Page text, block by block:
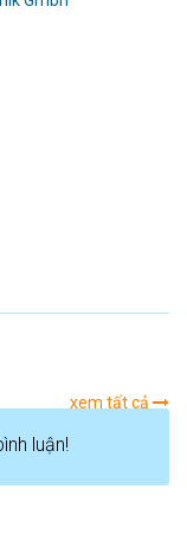
luận!
xem tất cả